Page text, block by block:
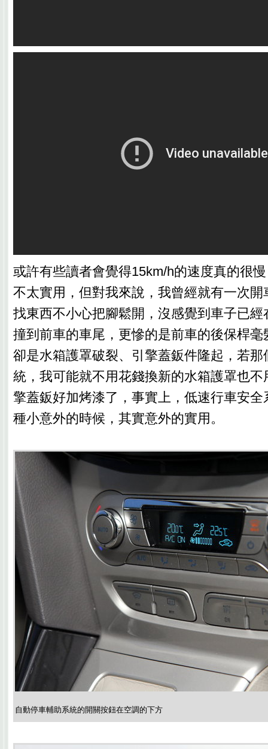
或許有些讀者會覺得15km/h的速度真的很
不太實用，但對我來說，我曾經就有一次
找東西不小心把腳鬆開，沒感覺到車子已
撞到前車的車尾，更慘的是前車的後保桿
卻是水箱護罩破裂、引擎蓋鈑件隆起，若那
統，我可能就不用花錢換新的水箱護罩也
擎蓋鈑好加烤漆了，事實上，低速行車安
種小意外的時候，其實意外的實用。
自動停車輔助系統的開關按鈕在空調的下方